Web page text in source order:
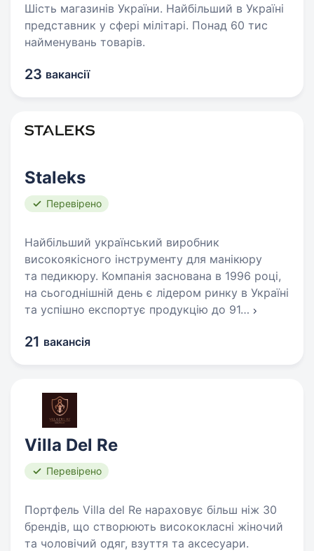
Шість магазинів України. Найбільший в Україні
представник у сфері мілітарі. Понад 60 тис
найменувань товарів.
23 вакансії
Staleks
Перевірено
Найбільший український виробник
високоякісного інструменту для манікюру
та педикюру. Компанія заснована в 1996 році,
на сьогоднішній день є лідером ринку в Україні
та успішно експортує продукцію до 91…
21 вакансія
Villa Del Re
Перевірено
Портфель Villa del Re нараховує більш ніж 30
брендів, що створюють висококласні жіночий
та чоловічий одяг, взуття та аксесуари.